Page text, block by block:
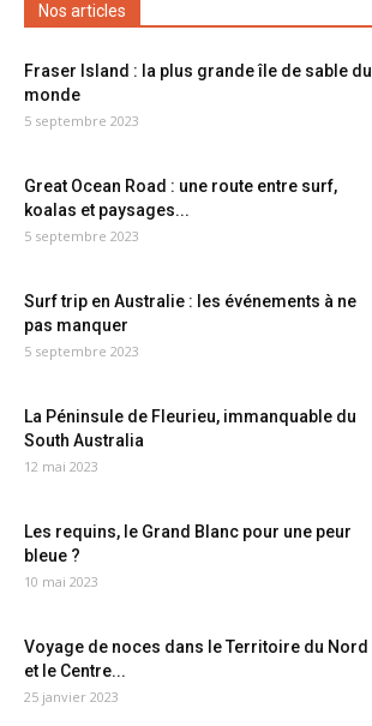
Nos articles
Fraser Island : la plus grande île de sable du
monde
5 septembre 2023
Great Ocean Road : une route entre surf,
koalas et paysages...
5 septembre 2023
Surf trip en Australie : les événements à ne
pas manquer
5 septembre 2023
La Péninsule de Fleurieu, immanquable du
South Australia
12 mai 2023
Les requins, le Grand Blanc pour une peur
bleue ?
10 mai 2023
Voyage de noces dans le Territoire du Nord
et le Centre...
25 janvier 2023